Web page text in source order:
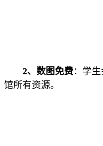
2、 数图免费：学
馆所有资源。